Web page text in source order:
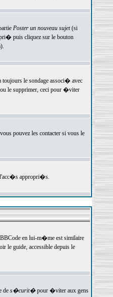
Poster un nouveau sujet(si
puis cliquez sur le bouton
le sondage associ� avec
le supprimer, ceci pour �viter
pouvez les contacter si vous le
appropri�s.
en lui-m�me est similaire
le guide, accessible depuis le
de s�curit�pour �viter aux gens